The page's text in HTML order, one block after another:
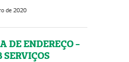
de 2020
DE ENDEREÇO -